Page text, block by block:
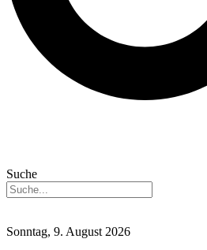
Suche
Sonntag, 9. August 2026